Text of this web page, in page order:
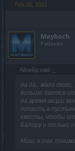
Feb 20, 2022
Maybach
Padavan
Айлейд said: ↑
да да.. мало
больше дается
на время акции
попасть в
квесты, чтобы
Балору и только
Миш, я так